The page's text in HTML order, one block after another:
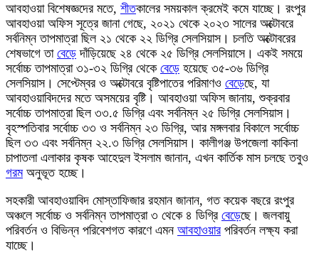
আবহাওয়া বিশেষজ্ঞদের মতে, শীতকালের সময়কাল ক্রমেই কমে যাচ্ছে। রংপুর
আবহাওয়া অফিস সূত্রে জানা গেছে, ২০২১ থেকে ২০২৩ সালের অক্টোবরে
সর্বনিম্ন তাপমাত্রা ছিল ২১ থেকে ২২ ডিগ্রি সেলসিয়াস। চলতি অক্টোবরের
শেষভাগে তা বেড়ে দাঁড়িয়েছে ২৪ থেকে ২৫ ডিগ্রি সেলসিয়াসে। একই সময়ে
সর্বোচ্চ তাপমাত্রা ৩১-৩২ ডিগ্রি থেকে বেড়ে হয়েছে ৩৫-৩৬ ডিগ্রি
সেলসিয়াস। সেপ্টেম্বর ও অক্টোবরে বৃষ্টিপাতের পরিমাণও বেড়েছে, যা
আবহাওয়াবিদদের মতে অসময়ের বৃষ্টি। আবহাওয়া অফিস জানায়, শুক্রবার
সর্বোচ্চ তাপমাত্রা ছিল ৩৩.৫ ডিগ্রি এবং সর্বনিম্ন ২৫ ডিগ্রি সেলসিয়াস।
বৃহস্পতিবার সর্বোচ্চ ৩৩ ও সর্বনিম্ন ২৩ ডিগ্রি, আর মঙ্গলবার বিকালে সর্বোচ্চ
ছিল ৩৩ এবং সর্বনিম্ন ২২.৩ ডিগ্রি সেলসিয়াস। কালীগঞ্জ উপজেলা কাকিনা
চাপাতলা এলাকার কৃষক আহেদুল ইসলাম জানান, এখন কার্তিক মাস চলছে তবুও
গরমঅনুভূত হচ্ছে।
সহকারী আবহাওয়াবিদ মোস্তাফিজার রহমান জানান, গত কয়েক বছরে রংপুর
অঞ্চলে সর্বোচ্চ ও সর্বনিম্ন তাপমাত্রা ৩ থেকে ৪ ডিগ্রি বেড়েছে। জলবায়ু
পরিবর্তন ও বিভিন্ন পরিবেশগত কারণে এমন আবহাওয়ারপরিবর্তন লক্ষ্য করা
যাচ্ছে।